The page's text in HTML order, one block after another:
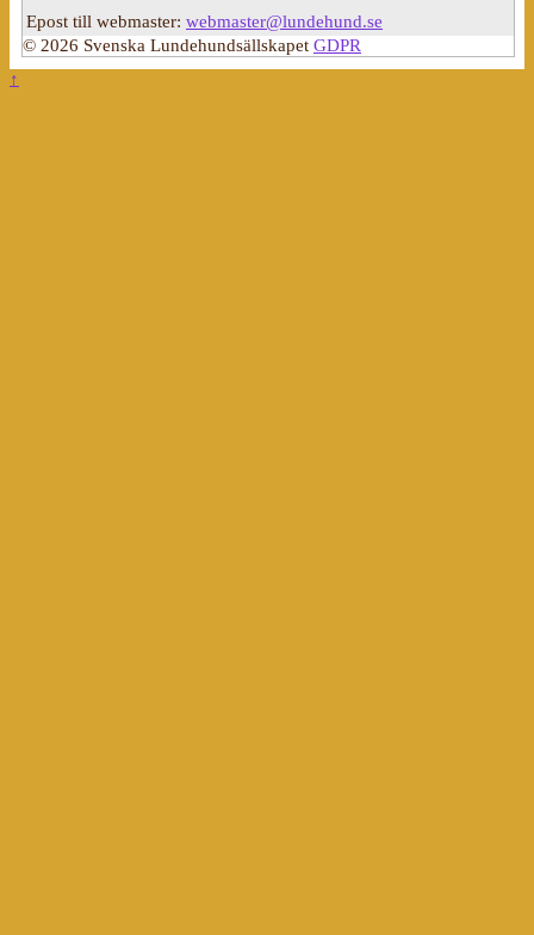
Epost till webmaster: webmaster@lundehund.se
© 2026 Svenska Lundehundsällskapet GDPR
↑